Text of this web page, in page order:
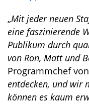
„Mit jeder neuen
eine faszinierende
Publikum durch
von Ron, Matt und
Programmchef
entdecken, und wir
können es kaum